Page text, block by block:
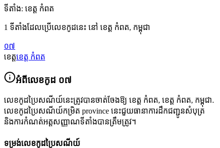
ទីតាំង: ខេត្ត កំពត
1 ទីតាំងដែលប្រើលេខកូដនេះ នៅ ខេត្ត កំពត, កម្ពុជា
០៧
ខេត្តខេត្ត កំពត
អំពីលេខកូដ ០៧
លេខកូដប្រៃសណីយ៍នេះត្រូវបានចាត់ចែងឱ្យ ខេត្ត កំពត, ខេត្ត កំពត, កម្ពុជា.
លេខកូដប្រៃសណីយ៍កម្រិត province នេះជួយធានាការដឹកជញ្ជូនសំបុត្រ
និងការកំណត់អត្តសញ្ញាណទីតាំងបានត្រឹមត្រូវ។
ទម្រង់លេខកូដប្រៃសណីយ៍